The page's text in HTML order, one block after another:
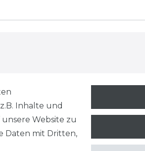
Inhalte und
Website zu
Daten mit Dritten,